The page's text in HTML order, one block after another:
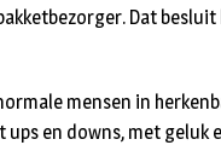
Dat
mensen in
en downs, met geluk